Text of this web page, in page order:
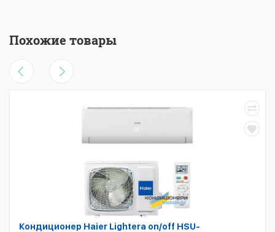
Похожие товары
Кондиционер Haier Lightera on/off HSU-